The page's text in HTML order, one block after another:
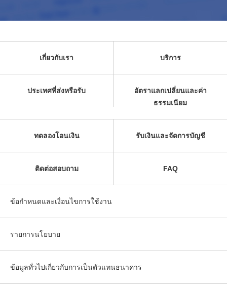
เกี่ยวกับเรา บริการ
ประเทศที่ส่งหรือรับ
อัตราแลกเปลี่ยนและค่า
ธรรมเนียม
ทดลองโอนเงิน รับเงินและจัดการบัญชี
ติดต่อสอบถาม FAQ
ข้อกำหนดและเงื่อนไขการใช้งาน
รายการนโยบาย
ข้อมูลทั่วไปเกี่ยวกับการเป็นตัวแทนธนาคาร